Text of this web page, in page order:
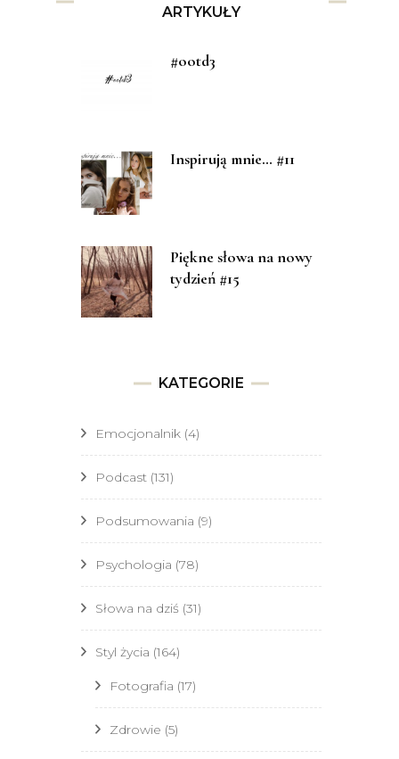
ARTYKUŁY
#ootd3
Inspirują mnie… #11
Piękne słowa na nowy
tydzień #15
KATEGORIE
Emocjonalnik (4)
Podcast (131)
Podsumowania (9)
Psychologia (78)
Słowa na dziś (31)
Styl życia (164)
Fotografia (17)
Zdrowie (5)